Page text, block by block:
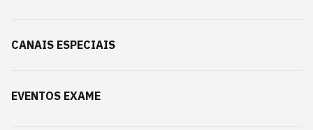
CANAIS ESPECIAIS
EVENTOS EXAME